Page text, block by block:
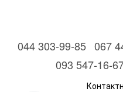
044 303-99-85 067
093 547-16-